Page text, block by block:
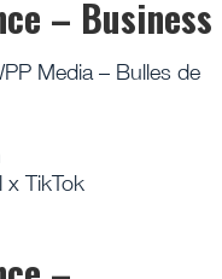
– Business
Media – Bulles de
x TikTok